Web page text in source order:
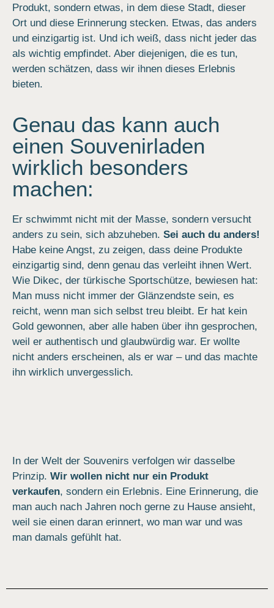
Produkt, sondern etwas, in dem diese Stadt, dieser
Ort und diese Erinnerung stecken. Etwas, das anders
und einzigartig ist. Und ich weiß, dass nicht jeder das
als wichtig empfindet. Aber diejenigen, die es tun,
werden schätzen, dass wir ihnen dieses Erlebnis
bieten.
Genau das kann auch
einen Souvenirladen
wirklich besonders
machen:
Er schwimmt nicht mit der Masse, sondern versucht
anders zu sein, sich abzuheben. Sei auch du anders!
Habe keine Angst, zu zeigen, dass deine Produkte
einzigartig sind, denn genau das verleiht ihnen Wert.
Wie Dikec, der türkische Sportschütze, bewiesen hat:
Man muss nicht immer der Glänzendste sein, es
reicht, wenn man sich selbst treu bleibt. Er hat kein
Gold gewonnen, aber alle haben über ihn gesprochen,
weil er authentisch und glaubwürdig war. Er wollte
nicht anders erscheinen, als er war – und das machte
ihn wirklich unvergesslich.
In der Welt der Souvenirs verfolgen wir dasselbe
Prinzip. Wir wollen nicht nur ein Produkt
verkaufen, sondern ein Erlebnis. Eine Erinnerung, die
man auch nach Jahren noch gerne zu Hause ansieht,
weil sie einen daran erinnert, wo man war und was
man damals gefühlt hat.